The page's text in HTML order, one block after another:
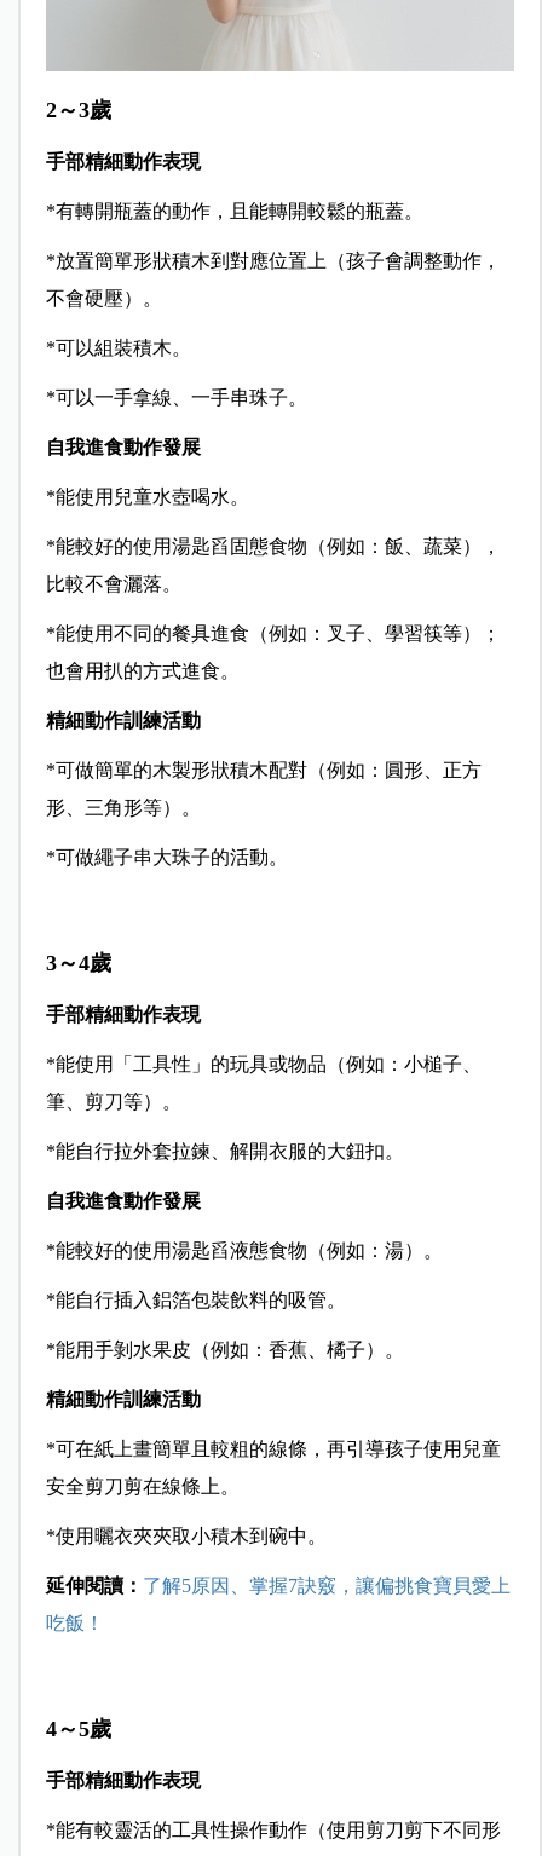
2～3歲
手部精細動作表現
*有轉開瓶蓋的動作，且能轉開較鬆的瓶蓋。
*放置簡單形狀積木到對應位置上（孩子會調整動作，
不會硬壓）。
*可以組裝積木。
*可以一手拿線、一手串珠子。
自我進食動作發展
*能使用兒童水壺喝水。
*能較好的使用湯匙舀固態食物（例如：飯、蔬菜），
比較不會灑落。
*能使用不同的餐具進食（例如：叉子、學習筷等）；
也會用扒的方式進食。
精細動作訓練活動
*可做簡單的木製形狀積木配對（例如：圓形、正方
形、三角形等）。
*可做繩子串大珠子的活動。
3～4歲
手部精細動作表現
*能使用「工具性」的玩具或物品（例如：小槌子、
筆、剪刀等）。
*能自行拉外套拉鍊、解開衣服的大鈕扣。
自我進食動作發展
*能較好的使用湯匙舀液態食物（例如：湯）。
*能自行插入鋁箔包裝飲料的吸管。
*能用手剝水果皮（例如：香蕉、橘子）。
精細動作訓練活動
*可在紙上畫簡單且較粗的線條，再引導孩子使用兒童
安全剪刀剪在線條上。
*使用曬衣夾夾取小積木到碗中。
延伸閱讀： 了解5原因、掌握7訣竅，讓偏挑食寶貝愛上
吃飯！
4～5歲
手部精細動作表現
*能有較靈活的工具性操作動作（使用剪刀剪下不同形